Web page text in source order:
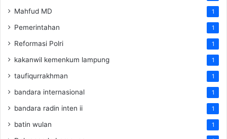
Mahfud MD 1
Pemerintahan 1
Reformasi Polri 1
kakanwil kemenkum lampung 1
taufiqurrakhman 1
bandara internasional 1
bandara radin inten ii 1
batin wulan 1